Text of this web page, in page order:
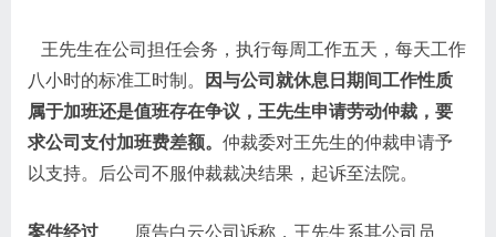
王先生在公司担任会务，执行每周工作五天，每天工作
八小时的标准工时制。
因与公司就休息日期间工作性质
属于加班还是值班存在争议，王先生申请劳动仲裁，要
求公司支付加班费差额。 仲裁委对王先生的仲裁申请予
以支持。后公司不服仲裁裁决结果，起诉至法院。
案件经过 原告白云公司诉称，王先生系其公司员